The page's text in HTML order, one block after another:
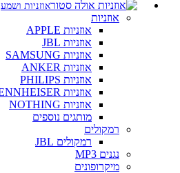
אוזניות ושמע
אוזניות
אוזניות APPLE
אוזניות JBL
אוזניות SAMSUNG
אוזניות ANKER
אוזניות PHILIPS
אוזניות SENNHEISER
אוזניות NOTHING
מותגים נוספים
רמקולים
רמקולים JBL
נגנים MP3
מיקרופונים